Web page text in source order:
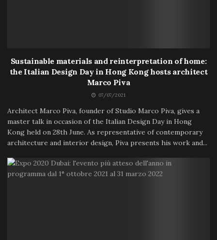
Sustainable materials and reinterpretation of home:
the Italian Design Day in Hong Kong hosts architect
Marco Piva
07/07/2021
Architect Marco Piva, founder of Studio Marco Piva, gives a
master talk in occasion of the Italian Design Day in Hong
Kong held on 28th June. As representative of contemporary
architecture and interior design, Piva presents his work and...